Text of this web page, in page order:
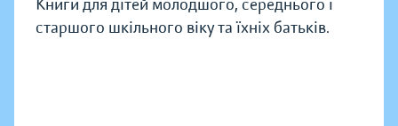
Книги для дітей молодшого, середнього і
старшого шкільного віку та їхніх батьків.